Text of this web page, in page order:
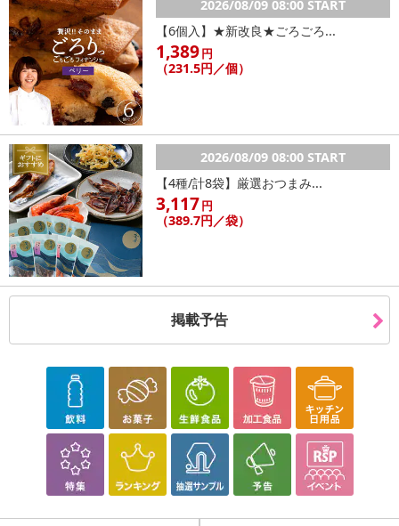
2026/08/09 08:00 START
【6個入】★新改良★ごろごろ...
1,389円
（231.5円／個）
2026/08/09 08:00 START
【4種/計8袋】厳選おつまみ...
3,117円
（389.7円／袋）
掲載予告